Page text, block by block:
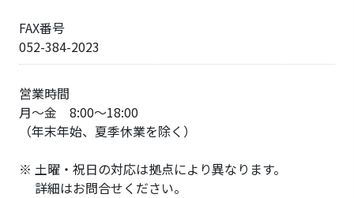
FAX番号
052-384-2023
営業時間
月～金 8:00～18:00
（年末年始、夏季休業を除く）
※ 土曜・祝日の対応は拠点により異なります。
詳細はお問合せください。